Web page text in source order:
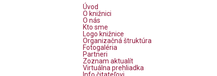
Úvod
O knižnici
O nás
Kto sme
Logo knižnice
Organizačná štruktúra
Fotogaléria
Partneri
Zoznam aktualít
Virtuálna prehliadka